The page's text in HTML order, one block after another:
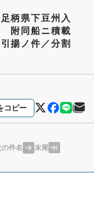
柄県下豆州入
附同船ニ積載
揚ノ件／分割
コピー
の件名 末尾